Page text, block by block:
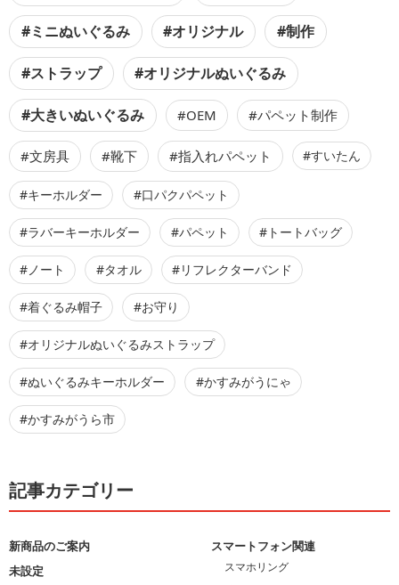
#ミニぬいぐるみ #オリジナル #制作
#ストラップ #オリジナルぬいぐるみ
#大きいぬいぐるみ #OEM #パペット制作
#文房具 #靴下 #指入れパペット #すいたん
#キーホルダー #口パクパペット
#ラバーキーホルダー #パペット #トートバッグ
#ノート #タオル #リフレクターバンド
#着ぐるみ帽子 #お守り
#オリジナルぬいぐるみストラップ
#ぬいぐるみキーホルダー #かすみがうにゃ
#かすみがうら市
記事カテゴリー
新商品のご案内
未設定
スマートフォン関連
スマホリング